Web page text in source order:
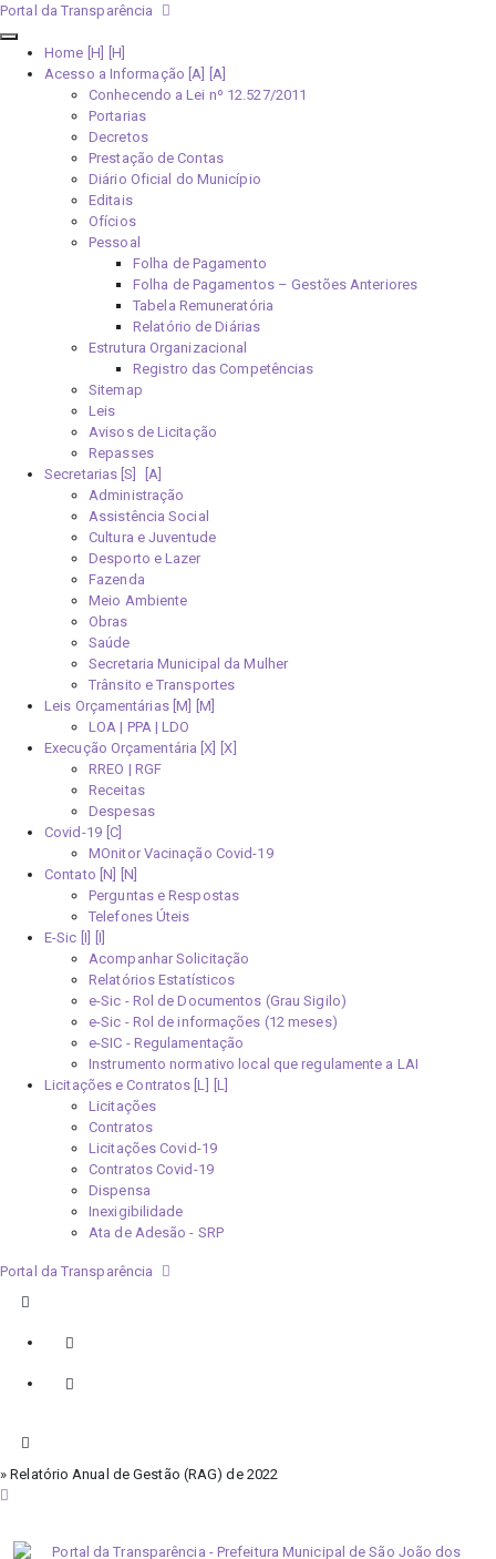
Portal da Transparência
Home [H]
Acesso a Informação [A]
Conhecendo a Lei nº 12.527/2011
Portarias
Decretos
Prestação de Contas
Diário Oficial do Município
Editais
Ofícios
Pessoal
Folha de Pagamento
Folha de Pagamentos – Gestões Anteriores
Tabela Remuneratória
Relatório de Diárias
Estrutura Organizacional
Registro das Competências
Sitemap
Leis
Avisos de Licitação
Repasses
Secretarias [S]
Administração
Assistência Social
Cultura e Juventude
Desporto e Lazer
Fazenda
Meio Ambiente
Obras
Saúde
Secretaria Municipal da Mulher
Trânsito e Transportes
Leis Orçamentárias [M]
LOA | PPA | LDO
Execução Orçamentária [X]
RREO | RGF
Receitas
Despesas
Covid-19
MOnitor Vacinação Covid-19
Contato [N]
Perguntas e Respostas
Telefones Úteis
E-Sic [I]
Acompanhar Solicitação
Relatórios Estatísticos
e-Sic - Rol de Documentos (Grau Sigilo)
e-Sic - Rol de informações (12 meses)
e-SIC - Regulamentação
Instrumento normativo local que regulamente a LAI
Licitações e Contratos [L]
Licitações
Contratos
Licitações Covid-19
Contratos Covid-19
Dispensa
Inexigibilidade
Ata de Adesão - SRP
Portal da Transparência
» Relatório Anual de Gestão (RAG) de 2022